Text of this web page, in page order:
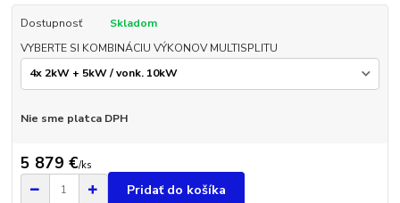
Dostupnosť
Skladom
VYBERTE SI KOMBINÁCIU VÝKONOV MULTISPLITU
Nie sme platca DPH
5 879 €/ks
Pridať do košíka